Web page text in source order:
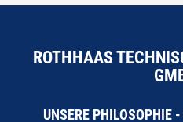
ROTHHAAS
UNSERE PHILOSOPHIE